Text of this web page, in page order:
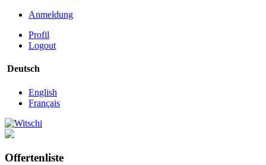
Anmeldung
Profil
Logout
Deutsch
English
Français
Offertenliste